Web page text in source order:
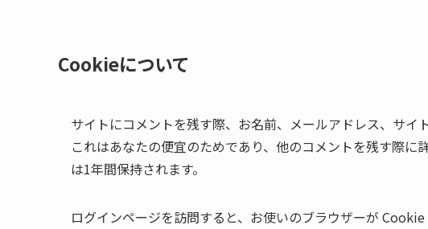
Cookieについて
サイトにコメントを残す際、お名前、メールアドレス、サイ
これはあなたの便宜のためであり、他のコメントを残す際
は1年間保持されます。
ログインページを訪問すると、お使いのブラウザーが